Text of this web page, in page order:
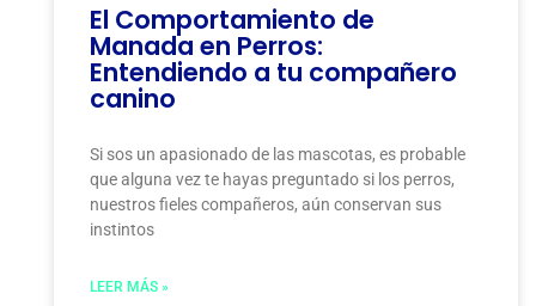
El Comportamiento de
Manada en Perros:
Entendiendo a tu compañero
canino
Si sos un apasionado de las mascotas, es probable
que alguna vez te hayas preguntado si los perros,
nuestros fieles compañeros, aún conservan sus
instintos
LEER MÁS »